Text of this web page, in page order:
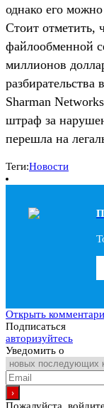
однако его
Стоит отметить,
файлообменной
миллионов
Sharman
штраф за
перешла на
Теги:Новости
Открыть
Подписаться
авторизуйтесь
Уведомить о